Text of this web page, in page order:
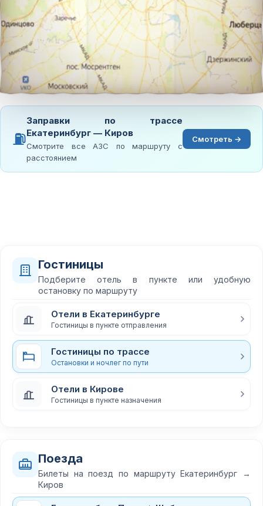
⛽
Заправки по трассе
Екатеринбург — Киров
Смотрите все АЗС по маршруту с
расстоянием
Смотреть →
Гостиницы
Подберите отель в пункте или удобную
остановку по маршруту
Отели в Екатеринбурге
Гостиницы в пункте отправления
Гостиницы по трассе
Остановки и ночлег по пути
Отели в Кирове
Гостиницы в пункте назначения
Поезда
Билеты на поезд по маршруту Екатеринбург →
Киров